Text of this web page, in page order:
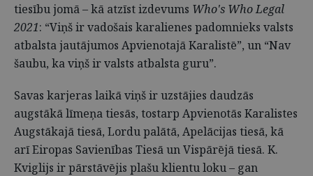
tiesību jomā – kā atzīst izdevums Who's Who Legal
2021: “Viņš ir vadošais karalienes padomnieks valsts
atbalsta jautājumos Apvienotajā Karalistē”, un “Nav
šaubu, ka viņš ir valsts atbalsta guru”.
Savas karjeras laikā viņš ir uzstājies daudzās
augstākā līmeņa tiesās, tostarp Apvienotās Karalistes
Augstākajā tiesā, Lordu palātā, Apelācijas tiesā, kā
arī Eiropas Savienības Tiesā un Vispārējā tiesā. K.
Kviglijs ir pārstāvējis plašu klientu loku – gan